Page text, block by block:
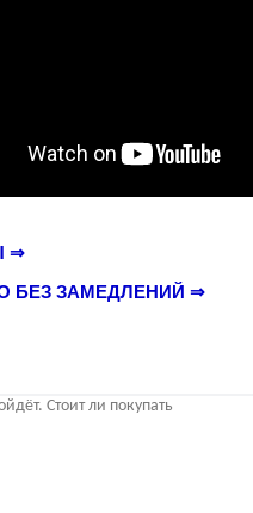
⇒
БЕЗ ЗАМЕДЛЕНИЙ ⇒
Стоит ли покупать